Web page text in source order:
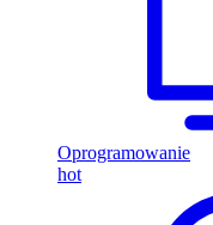
Oprogramowanie
hot